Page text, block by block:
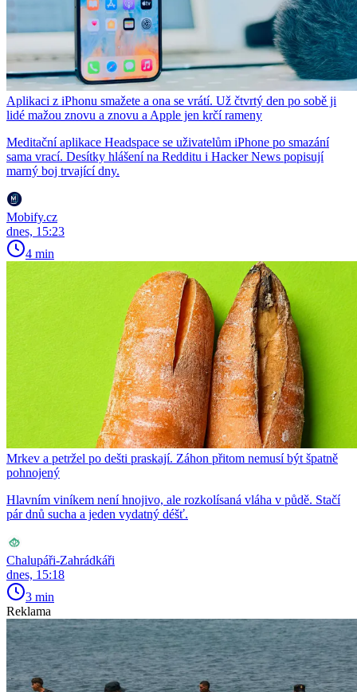
Aplikaci z iPhonu smažete a ona se vrátí. Už čtvrtý den po sobě ji
lidé mažou znovu a znovu a Apple jen krčí rameny
Meditační aplikace Headspace se uživatelům iPhone po smazání
sama vrací. Desítky hlášení na Redditu i Hacker News popisují
marný boj trvající dny.
Mobify.cz
dnes, 15:23
4 min
Mrkev a petržel po dešti praskají. Záhon přitom nemusí být špatně
pohnojený
Hlavním viníkem není hnojivo, ale rozkolísaná vláha v půdě. Stačí
pár dnů sucha a jeden vydatný déšť.
Chalupáři-Zahrádkáři
dnes, 15:18
3 min
Reklama